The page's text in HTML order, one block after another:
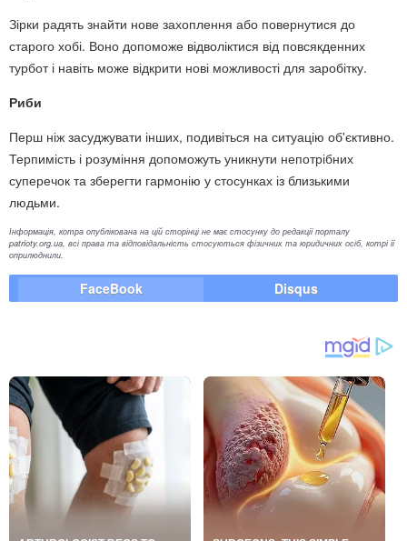
Зірки радять знайти нове захоплення або повернутися до
старого хобі. Воно допоможе відволіктися від повсякденних
турбот і навіть може відкрити нові можливості для заробітку.
Риби
Перш ніж засуджувати інших, подивіться на ситуацію об'єктивно.
Терпимість і розуміння допоможуть уникнути непотрібних
суперечок та зберегти гармонію у стосунках із близькими
людьми.
Інформація, котра опублікована на цій сторінці не має стосунку до редакції порталу
patrioty.org.ua, всі права та відповідальність стосуються фізичних та юридичних осіб, котрі її
оприлюднили.
FaceBook Disqus